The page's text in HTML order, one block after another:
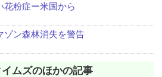
花粉症ー米国から
ン森林消失を警告
ムズのほかの記事